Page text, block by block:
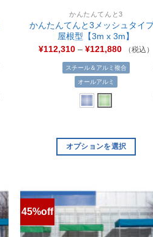
かんたんてんと3
かんたんてんと3メッシュタイ
屋根型【3m x 3m】
¥112,310– ¥121,880 （税込）
スチール＆アルミ複合
オールアルミ
オプションを選択
45%off